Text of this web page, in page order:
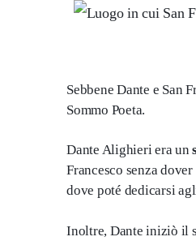
Sebbene Dante e San
Sommo Poeta.
Dante Alighieri era un
Francesco senza
dove poté dedicarsi
Inoltre, Dante iniziò il